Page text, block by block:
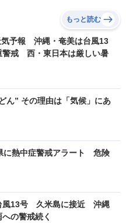
もっと読む
気予報 沖縄・奄美は台風13
警戒 西・東日本は厳しい暑
ん” その理由は「気候」にあ
に熱中症警戒アラート 危険
風13号 久米島に接近 沖縄
の警戒続く